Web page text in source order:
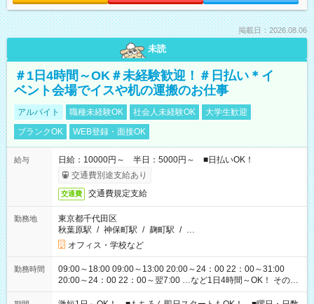
掲載日：2026.08.06
未読
＃1日4時間～OK＃未経験歓迎！＃日払い＊イ
ベント会場でイスや机の運搬のお仕事
アルバイト 職種未経験OK 社会人未経験OK
大学生歓迎
ブランクOK
WEB登録・面接OK
給与
日給：10000円～ 半日：5000円～ ■日払いOK！
交通費別途支給あり
交通費 交通費規定支給
勤務地
東京都千代田区
秋葉原駅 / 神保町駅 / 麹町駅 / …
オフィス・学校など
勤務時間
09:00～18:00 09:00～13:00 20:00～24：00 22：00～31:00
20:00～24：00 22：00～翌7:00 …など1日4時間～OK！ その他
シフトもございます！ お気軽にご相談ください！